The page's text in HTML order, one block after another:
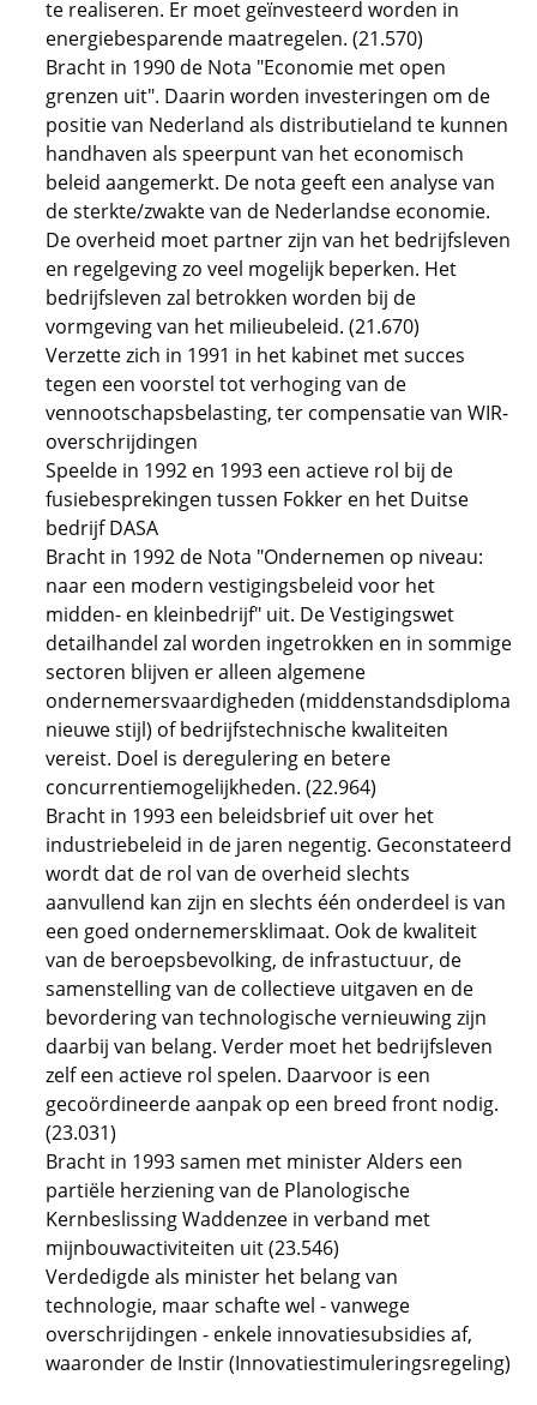
te realiseren. Er moet geïnvesteerd worden in
energiebesparende maatregelen. (21.570)
Bracht in 1990 de Nota "Economie met open
grenzen uit". Daarin worden investeringen om de
positie van Nederland als distributieland te kunnen
handhaven als speerpunt van het economisch
beleid aangemerkt. De nota geeft een analyse van
de sterkte/zwakte van de Nederlandse economie.
De overheid moet partner zijn van het bedrijfsleven
en regelgeving zo veel mogelijk beperken. Het
bedrijfsleven zal betrokken worden bij de
vormgeving van het milieubeleid. (21.670)
Verzette zich in 1991 in het kabinet met succes
tegen een voorstel tot verhoging van de
vennootschapsbelasting, ter compensatie van WIR-
overschrijdingen
Speelde in 1992 en 1993 een actieve rol bij de
fusiebesprekingen tussen Fokker en het Duitse
bedrijf DASA
Bracht in 1992 de Nota "Ondernemen op niveau:
naar een modern vestigingsbeleid voor het
midden- en kleinbedrijf" uit. De Vestigingswet
detailhandel zal worden ingetrokken en in sommige
sectoren blijven er alleen algemene
ondernemersvaardigheden (middenstandsdiploma
nieuwe stijl) of bedrijfstechnische kwaliteiten
vereist. Doel is deregulering en betere
concurrentiemogelijkheden. (22.964)
Bracht in 1993 een beleidsbrief uit over het
industriebeleid in de jaren negentig. Geconstateerd
wordt dat de rol van de overheid slechts
aanvullend kan zijn en slechts één onderdeel is van
een goed ondernemersklimaat. Ook de kwaliteit
van de beroepsbevolking, de infrastuctuur, de
samenstelling van de collectieve uitgaven en de
bevordering van technologische vernieuwing zijn
daarbij van belang. Verder moet het bedrijfsleven
zelf een actieve rol spelen. Daarvoor is een
gecoördineerde aanpak op een breed front nodig.
(23.031)
Bracht in 1993 samen met minister Alders een
partiële herziening van de Planologische
Kernbeslissing Waddenzee in verband met
mijnbouwactiviteiten uit (23.546)
Verdedigde als minister het belang van
technologie, maar schafte wel - vanwege
overschrijdingen - enkele innovatiesubsidies af,
waaronder de Instir (Innovatiestimuleringsregeling)